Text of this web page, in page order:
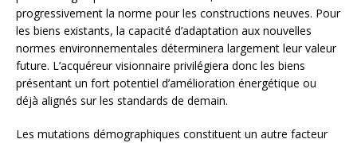
progressivement la norme pour les constructions neuves. Pour
les biens existants, la capacité d’adaptation aux nouvelles
normes environnementales déterminera largement leur valeur
future. L’acquéreur visionnaire privilégiera donc les biens
présentant un fort potentiel d’amélioration énergétique ou
déjà alignés sur les standards de demain.
Les mutations démographiques constituent un autre facteur